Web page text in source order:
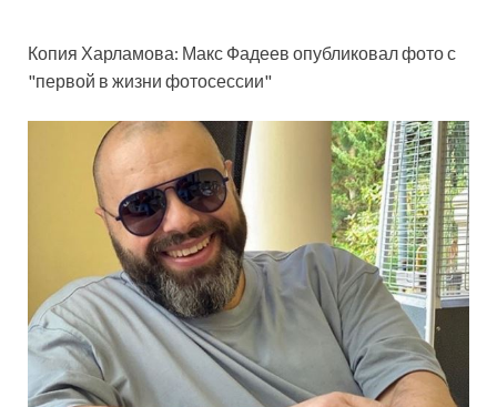
Копия Харламова: Макс Фадеев опубликовал фото с
"первой в жизни фотосессии"